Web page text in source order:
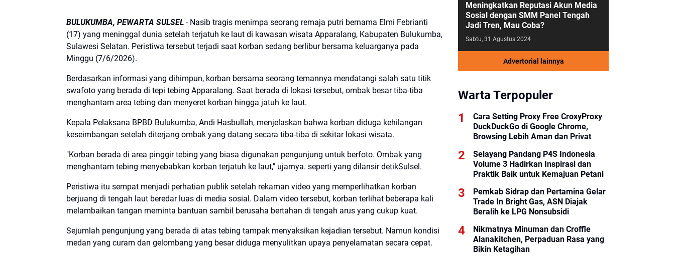
BULUKUMBA, PEWARTA SULSEL - Nasib tragis menimpa seorang remaja putri bernama Elmi Febrianti
(17) yang meninggal dunia setelah terjatuh ke laut di kawasan wisata Apparalang, Kabupaten Bulukumba,
Sulawesi Selatan. Peristiwa tersebut terjadi saat korban sedang berlibur bersama keluarganya pada
Minggu (7/6/2026).
Berdasarkan informasi yang dihimpun, korban bersama seorang temannya mendatangi salah satu titik
swafoto yang berada di tepi tebing Apparalang. Saat berada di lokasi tersebut, ombak besar tiba-tiba
menghantam area tebing dan menyeret korban hingga jatuh ke laut.
Kepala Pelaksana BPBD Bulukumba, Andi Hasbullah, menjelaskan bahwa korban diduga kehilangan
keseimbangan setelah diterjang ombak yang datang secara tiba-tiba di sekitar lokasi wisata.
"Korban berada di area pinggir tebing yang biasa digunakan pengunjung untuk berfoto. Ombak yang
menghantam tebing menyebabkan korban terjatuh ke laut," ujarnya. seperti yang dilansir detikSulsel.
Peristiwa itu sempat menjadi perhatian publik setelah rekaman video yang memperlihatkan korban
berjuang di tengah laut beredar luas di media sosial. Dalam video tersebut, korban terlihat beberapa kali
melambaikan tangan meminta bantuan sambil berusaha bertahan di tengah arus yang cukup kuat.
Sejumlah pengunjung yang berada di atas tebing tampak menyaksikan kejadian tersebut. Namun kondisi
medan yang curam dan gelombang yang besar diduga menyulitkan upaya penyelamatan secara cepat.
Meningkatkan Reputasi Akun Media
Sosial dengan SMM Panel Tengah
Jadi Tren, Mau Coba?
Sabtu, 31 Agustus 2024
Advertorial lainnya
Warta Terpopuler
Cara Setting Proxy Free CroxyProxy
DuckDuckGo di Google Chrome,
Browsing Lebih Aman dan Privat
Selayang Pandang P4S Indonesia
Volume 3 Hadirkan Inspirasi dan
Praktik Baik untuk Kemajuan Petani
Pemkab Sidrap dan Pertamina Gelar
Trade In Bright Gas, ASN Diajak
Beralih ke LPG Nonsubsidi
Nikmatnya Minuman dan Croffle
Alanakitchen, Perpaduan Rasa yang
Bikin Ketagihan